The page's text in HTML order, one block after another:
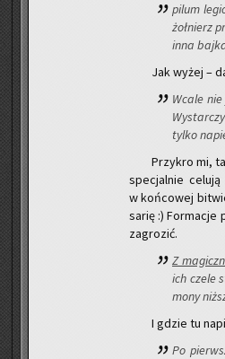
pilum
żoł­nierz
inna
Jak wyżej –
Wcale
tylko
Przy­kro mi,
spe­cjal­nie
w koń­co­wej
sa­rię :) For­ma­cje
za­gro­zić.
Z
ich czele
mo­ny
I gdzie tu
Po